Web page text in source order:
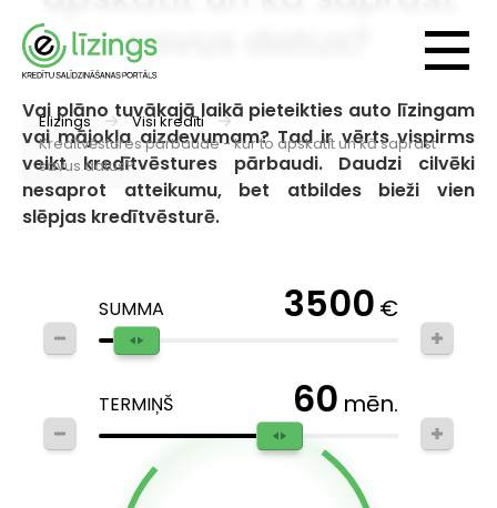
Elizings
Visi kredīti
Kredītvēstures pārbaude - kur to apskatīt un kā saprast
savus datus?
savus datus?
Vai plāno tuvākajā laikā pieteikties auto līzingam
vai mājokļa aizdevumam? Tad ir vērts vispirms
veikt kredītvēstures pārbaudi. Daudzi cilvēki
nesaprot atteikumu, bet atbildes bieži vien
slēpjas kredītvēsturē.
SUMMA 3500 €
TERMIŅŠ 60 mēn.